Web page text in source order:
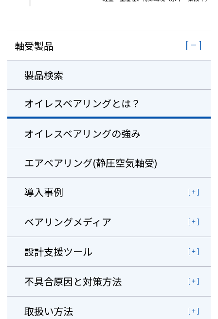
軸受製品
製品検索
オイレスベアリングとは？
オイレスベアリングの強み
エアベアリング(静圧空気軸受)
導入事例
ベアリングメディア
設計支援ツール
不具合原因と対策方法
取扱い方法